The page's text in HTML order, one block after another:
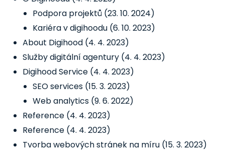
Podpora projektů (23. 10. 2024)
Kariéra v digihoodu (6. 10. 2023)
About Digihood (4. 4. 2023)
Služby digitální agentury (4. 4. 2023)
Digihood Service (4. 4. 2023)
SEO services (15. 3. 2023)
Web analytics (9. 6. 2022)
Reference (4. 4. 2023)
Reference (4. 4. 2023)
Tvorba webových stránek na míru (15. 3. 2023)